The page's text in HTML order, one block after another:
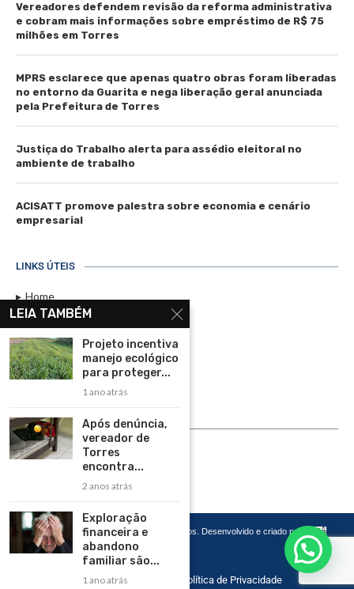
Vereadores defendem revisão da reforma administrativa
e cobram mais informações sobre empréstimo de R$ 75
milhões em Torres
MPRS esclarece que apenas quatro obras foram liberadas
no entorno da Guarita e nega liberação geral anunciada
pela Prefeitura de Torres
Justiça do Trabalho alerta para assédio eleitoral no
ambiente de trabalho
ACISATT promove palestra sobre economia e cenário
empresarial
LINKS ÚTEIS
Home
Assinar
Contato
Política de Privacidade
Rádio Maristela - Ao Vivo
ASSINE
Copyright 2026 – Todos os Direitos Reservados. Desenvolvido e criado por
Cadô
Agência de Marketing
Home Contato Política de Privacidade
LEIA TAMBÉM
Projeto incentiva
manejo ecológico
para proteger...
1 ano atrás
Após denúncia,
vereador de
Torres
encontra...
2 anos atrás
Exploração
financeira e
abandono
familiar são...
1 ano atrás